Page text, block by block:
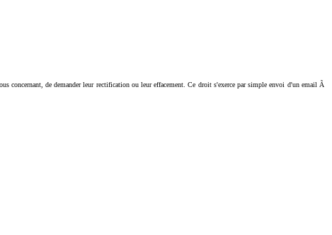
de demander leur rectification ou leur effacement. Ce droit s'exerce par simple envoi d'un email Ã